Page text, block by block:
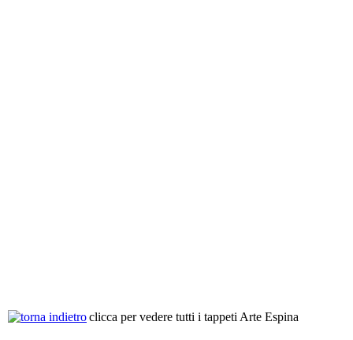
clicca per vedere tutti i tappeti Arte Espina